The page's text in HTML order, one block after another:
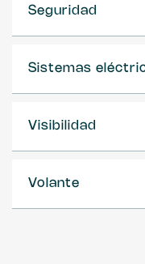
Seguridad
Sistemas
Visibilidad
Volante